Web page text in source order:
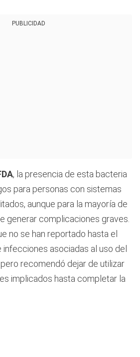
PUBLICIDAD
, la presencia de esta bacteria
para personas con sistemas
aunque para la mayoría de
generar complicaciones graves.
no se han reportado hasta el
asociadas al uso del
recomendó dejar de utilizar
implicados hasta completar la